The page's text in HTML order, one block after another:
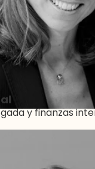
y finanzas